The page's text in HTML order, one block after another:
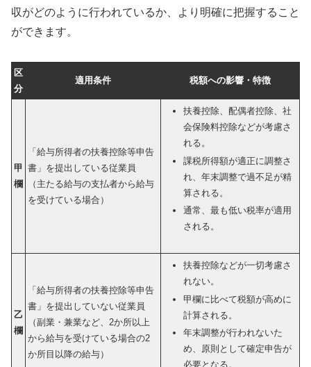
収がどのように行われているか、より明確に把握すること
ができます。
区
分
適用条件 税額への影響・特徴
甲
欄
「給与所得者の扶養控除等申告
書」を提出している従業員
（主たる給与の支払者から給与
を受けている場合）
扶養控除、配偶者控除、社
会保険料控除などが考慮さ
れる。
課税所得額が適正に調整さ
れ、年末調整で過不足が精
算される。
通常、最も低い税率が適用
される。
乙
欄
「給与所得者の扶養控除等申告
書」を提出していない従業員
（副業・兼業など、2か所以上
から給与を受けている場合の2
か所目以降の給与）
扶養控除などが一切考慮さ
れない。
甲欄に比べて税額が高めに
計算される。
年末調整が行われないた
め、原則として確定申告が
必要となる。